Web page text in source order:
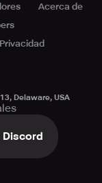
Acerca de
Delaware, USA
Discord